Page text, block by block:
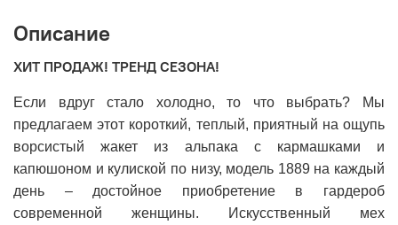
Описание
ХИТ ПРОДАЖ! ТРЕНД СЕЗОНА!
Если вдруг стало холодно, то что выбрать? Мы
предлагаем этот короткий, теплый, приятный на ощупь
ворсистый жакет из альпака с кармашками и
капюшоном и кулиской по низу, модель 1889 на каждый
день – достойное приобретение в гардероб
современной женщины. Искусственный мех